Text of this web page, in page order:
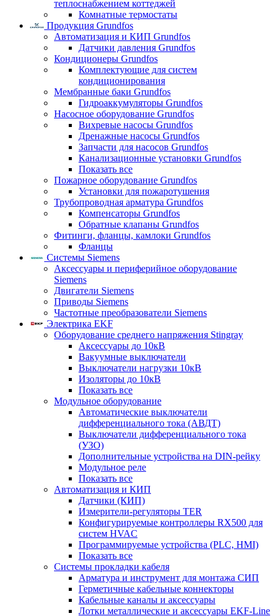
теплоснабжением коттеджей
Комнатные термостаты
Продукция Grundfos
Автоматизация и КИП Grundfos
Датчики давления Grundfos
Кондиционеры Grundfos
Комплектующие для систем
кондиционирования
Мембранные баки Grundfos
Гидроаккумуляторы Grundfos
Насосное оборудование Grundfos
Вихревые насосы Grundfos
Дренажные насосы Grundfos
Запчасти для насосов Grundfos
Канализационные установки Grundfos
Показать все
Пожарное оборудование Grundfos
Установки для пожаротушения
Трубопроводная арматура Grundfos
Компенсаторы Grundfos
Обратные клапаны Grundfos
Фитинги, фланцы, камлоки Grundfos
Фланцы
Системы Siemens
Аксессуары и периферийное оборудование
Siemens
Двигатели Siemens
Приводы Siemens
Частотные преобразователи Siemens
Электрика EKF
Оборудование среднего напряжения Stingray
Аксессуары до 10кВ
Вакуумные выключатели
Выключатели нагрузки 10кВ
Изоляторы до 10кВ
Показать все
Модульное оборудование
Автоматические выключатели
дифференциального тока (АВДТ)
Выключатели дифференциального тока
(УЗО)
Дополнительные устройства на DIN-рейку
Модульное реле
Показать все
Автоматизация и КИП
Датчики (КИП)
Измерители-регуляторы TER
Конфигурируемые контроллеры RX500 для
систем HVAC
Программируемые устройства (PLC, HMI)
Показать все
Системы прокладки кабеля
Арматура и инструмент для монтажа СИП
Герметичные кабельные коннекторы
Кабельные каналы и аксессуары
Лотки металлические и аксессуары EKF-Line